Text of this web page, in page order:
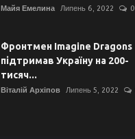
Майя Емелина Липень 6, 2022 0
Фронтмен Imagine Dragons
підтримав Україну на 200-
тисяч...
Віталій Архіпов Липень 5, 2022